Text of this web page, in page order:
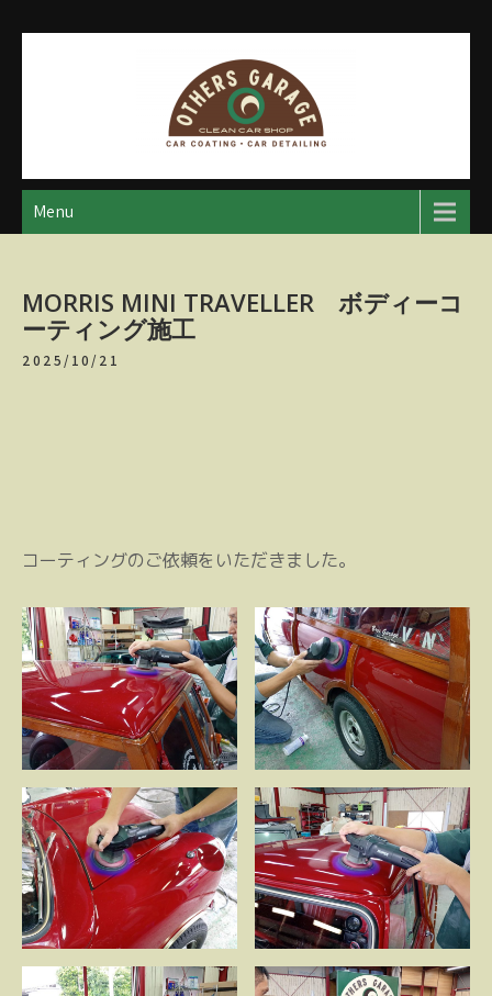
アザースガレージ
【神奈川・厚木・愛川】カーメンテナンス
Menu
MORRIS MINI TRAVELLER ボディーコ
ーティング施工
2025/10/21
コーティングのご依頼をいただきました。